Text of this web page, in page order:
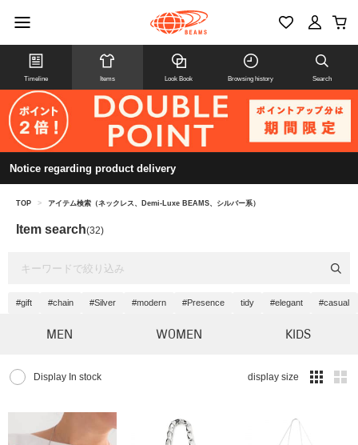
Timeline Items Look Book Browsing history Search
Notice regarding product delivery
TOP > アイテム検索（ネックレス、Demi-Luxe BEAMS、シルバー系）
Item search(32)
#gift #chain #Silver #modern #Presence tidy #elegant #casual
MEN WOMEN KIDS
Display In stock display size